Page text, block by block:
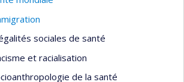
sociales de santé
et racialisation
de la santé